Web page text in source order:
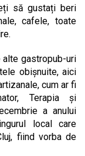
să gustați beri
cafele, toate
gastropub-uri
obișnuite, aici
cum ar fi
Terapia și
a anului
local care
fiind vorba de